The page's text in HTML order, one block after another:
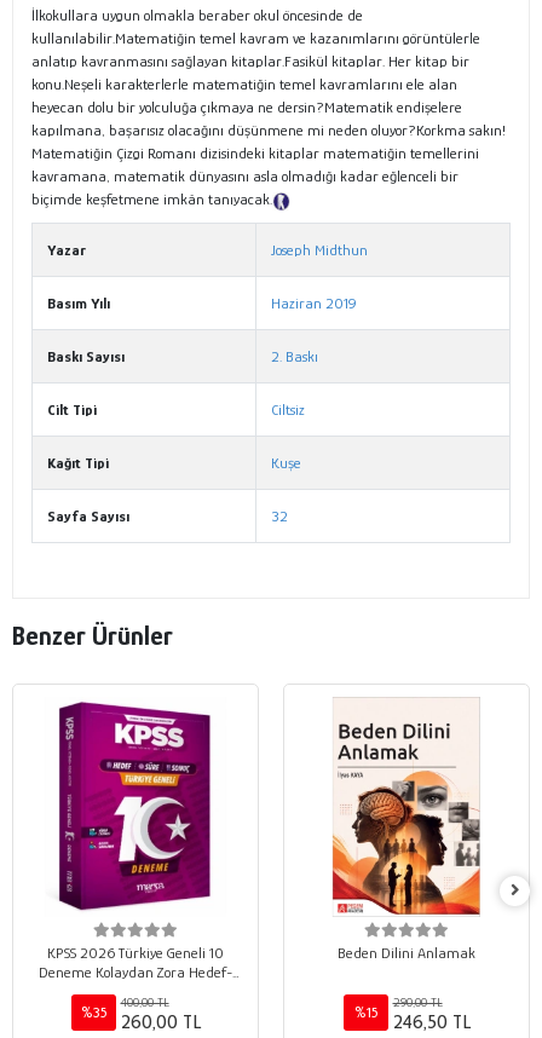
İlkokullara uygun olmakla beraber okul öncesinde de
kullanılabilir.Matematiğin temel kavram ve kazanımlarını görüntülerle
anlatıp kavranmasını sağlayan kitaplar.Fasikül kitaplar. Her kitap bir
konu.Neşeli karakterlerle matematiğin temel kavramlarını ele alan
heyecan dolu bir yolculuğa çıkmaya ne dersin?Matematik endişelere
kapılmana, başarısız olacağını düşünmene mi neden oluyor?Korkma sakın!
Matematiğin Çizgi Romanı dizisindeki kitaplar matematiğin temellerini
kavramana, matematik dünyasını asla olmadığı kadar eğlenceli bir
biçimde keşfetmene imkân tanıyacak.
Yazar Joseph Midthun
Basım Yılı Haziran 2019
Baskı Sayısı 2. Baskı
Cilt Tipi Ciltsiz
Kağıt Tipi Kuşe
Sayfa Sayısı 32
Benzer Ürünler
KPSS 2026 Türkiye Geneli 10
Deneme Kolaydan Zora Hedef-
Süre-Sonuç
%35
400,00 TL
260,00 TL
Beden Dilini Anlamak
%15
290,00 TL
246,50 TL